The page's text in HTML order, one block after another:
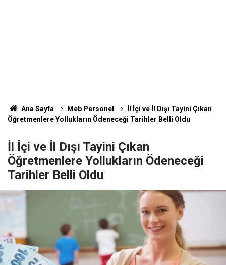
Ana Sayfa Meb Personel
İl İçi ve İl Dışı Tayini Çıkan
Öğretmenlere Yollukların Ödeneceği Tarihler Belli Oldu
İl İçi ve İl Dışı Tayini Çıkan
Öğretmenlere Yollukların Ödeneceği
Tarihler Belli Oldu